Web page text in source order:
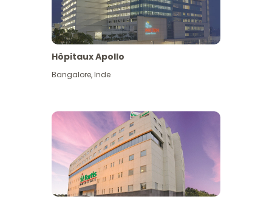
Hôpitaux Apollo
Bangalore,Inde